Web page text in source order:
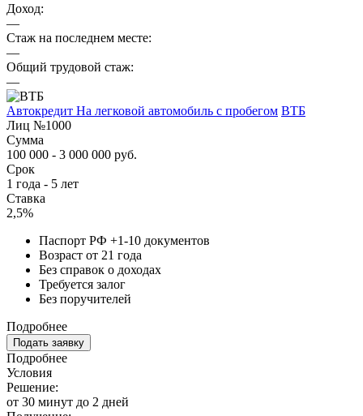
Доход:
—
Стаж на последнем месте:
—
Общий трудовой стаж:
—
Автокредит На легковой автомобиль с пробегом ВТБ
Лиц №1000
Сумма
100 000 - 3 000 000 руб.
Срок
1 года - 5 лет
Ставка
2,5%
Паспорт РФ +1-10 документов
Возраст от 21 года
Без справок о доходах
Требуется залог
Без поручителей
Подробнее
Подать заявку
Подробнее
Условия
Решение:
от 30 минут до 2 дней